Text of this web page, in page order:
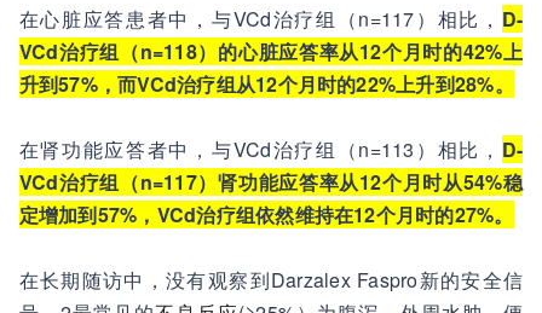
在心脏应答患者中，与VCd治疗组（n=117）相比， D-
VCd治疗组（n=118）的心脏应答率从12个月时的42%上
升到57%，而VCd治疗组从12个月时的22%上升到28%。
在肾功能应答者中，与VCd治疗组（n=113）相比， D-
VCd治疗组（n=117）肾功能应答率从12个月时从54%稳
定增加到57%，VCd治疗组依然维持在12个月时的27%。
在长期随访中，没有观察到Darzalex Faspro新的安全信